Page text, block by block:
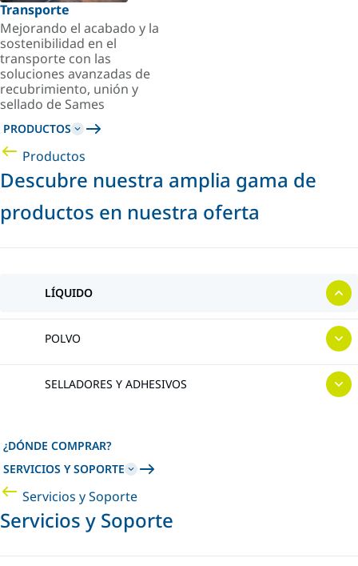
Transporte
Mejorando el acabado y la
sostenibilidad en el
transporte con las
soluciones avanzadas de
recubrimiento, unión y
sellado de Sames
PRODUCTOS
Productos
Descubre nuestra amplia gama de
productos en nuestra oferta
LÍQUIDO
POLVO
SELLADORES Y ADHESIVOS
¿DÓNDE COMPRAR?
SERVICIOS Y SOPORTE
Servicios y Soporte
Servicios y Soporte